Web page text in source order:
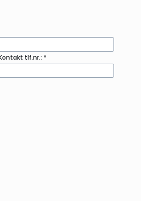
tlf.nr.: *